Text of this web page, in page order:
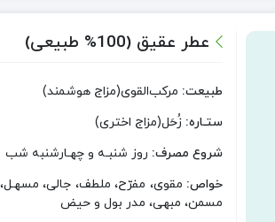
عطر عقیق (100% طبیعی)
طبیعت: مرکب‌القوی(مزاج هوشمند)
ستـاره: زُحَل(مزاج اختری)
شروع مصرف: روز شنبـه و چهـارشنبه شب
خواص: مقوی، مفرّح، ملطف، جالی،
مسمن، مبهی، مدر بول و حیض